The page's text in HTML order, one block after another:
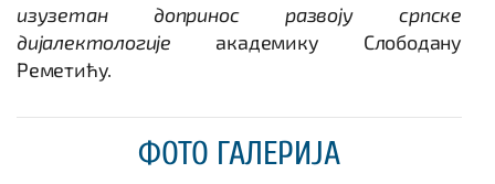
изузетан допринос развоју српске
дијалектологије академику Слободану
Реметићу.
ФОТО ГАЛЕРИЈА